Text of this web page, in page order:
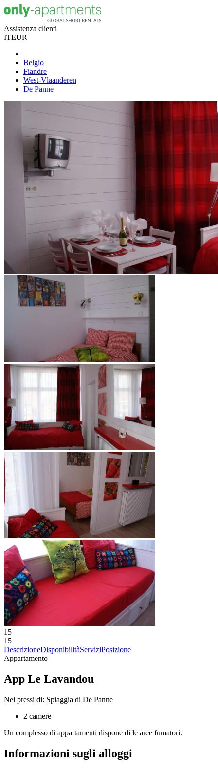
Assistenza clienti
ITEUR
Belgio
Fiandre
West-Vlaanderen
De Panne
15
15
DescrizioneDisponibilitàServiziPosizione
Appartamento
App Le Lavandou
Nei pressi di: Spiaggia di De Panne
2 camere
Un complesso di appartamenti dispone di le aree fumatori.
Informazioni sugli alloggi